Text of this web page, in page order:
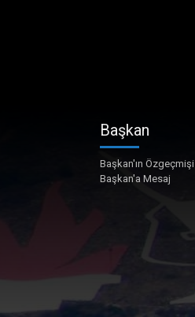
Başkan
Başkan'ın Özgeçmişi
Başkan'a Mesaj